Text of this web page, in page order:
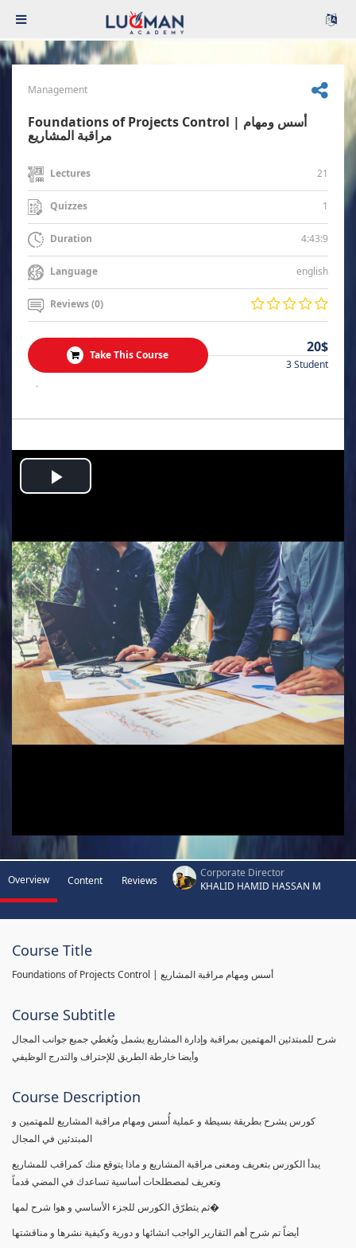
Management
Foundations of Projects Control | أسس ومهام
مراقبة المشاريع
Lectures 21
Quizzes 1
Duration 4:43:9
Language english
Reviews (0)
Take This Course 20$
3 Student
.
Play
Overview Content Reviews
Corporate Director
KHALID HAMID HASSAN M
Course Title
Foundations of Projects Control | أسس ومهام مراقبة المشاريع
Course Subtitle
شرح للمبتدئين المهتمين بمراقبة وإدارة المشاريع يشمل ويُغطي جميع جوانب المجال
وأيضا خارطة الطريق للإحتراف والتدرج الوظيفي
Course Description
كورس يشرح بطريقة بسيطة و عملية أُسس ومهام مراقبة المشاريع للمهتمين و
المبتدئين في المجال
يبدأ الكورس بتعريف ومعنى مراقبة المشاريع و ماذا يتوقع منك كمراقب للمشاريع
وتعريف لمصطلحات أساسية تساعدك في المضي قدماً
ثم يتطرّق الكورس للجزء الأساسي و هوا شرح لمها�
أيضاً تم شرح أهم التقارير الواجب انشائها و دورية وكيفية نشرها و مناقشتها